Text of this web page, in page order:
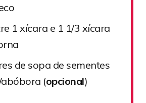
1 xícara e 1 1/3 xícara
de sopa de sementes
(opcional)